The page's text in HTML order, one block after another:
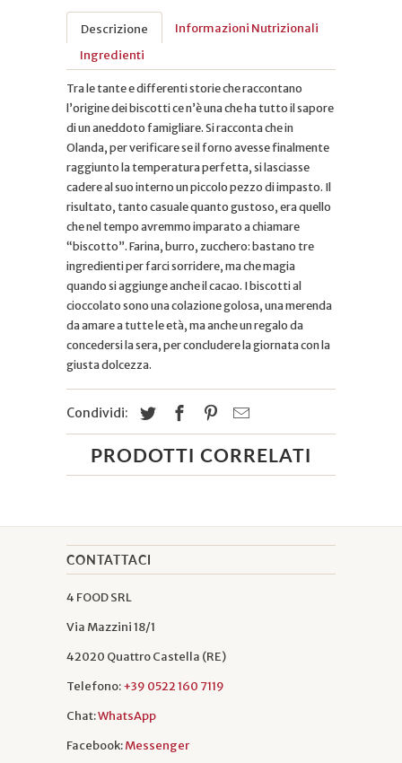
Descrizione
Informazioni Nutrizionali
Ingredienti
Tra le tante e differenti storie che raccontano
l’origine dei biscotti ce n’è una che ha tutto il sapore
di un aneddoto famigliare. Si racconta che in
Olanda, per verificare se il forno avesse finalmente
raggiunto la temperatura perfetta, si lasciasse
cadere al suo interno un piccolo pezzo di impasto. Il
risultato, tanto casuale quanto gustoso, era quello
che nel tempo avremmo imparato a chiamare
“biscotto”. Farina, burro, zucchero: bastano tre
ingredienti per farci sorridere, ma che magia
quando si aggiunge anche il cacao. I biscotti al
cioccolato sono una colazione golosa, una merenda
da amare a tutte le età, ma anche un regalo da
concedersi la sera, per concludere la giornata con la
giusta dolcezza.
Condividi:
PRODOTTI CORRELATI
CONTATTACI
4 FOOD SRL
Via Mazzini 18/1
42020 Quattro Castella (RE)
Telefono:+39 0522 160 7119
Chat:WhatsApp
Facebook:Messenger